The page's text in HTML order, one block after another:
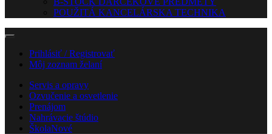
POUŽITÁ KANCELÁRSKA TECHNIKA
Prihlásiť / Registrovať
Môj zoznam želaní
Servis a opravy
Ozvučenie a osvetlenie
Prenájom
Nahrávacie štúdio
ŠkolaNové